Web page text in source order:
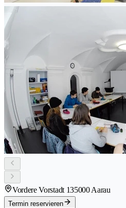
Vordere Vorstadt 135000 Aarau
Termin reservieren